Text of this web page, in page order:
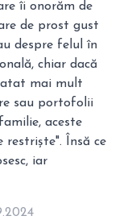
îi onorăm de
de prost gust
despre felul în
chiar dacă
atat mai mult
sau portofolii
aceste
restriște". Însă ce
iar